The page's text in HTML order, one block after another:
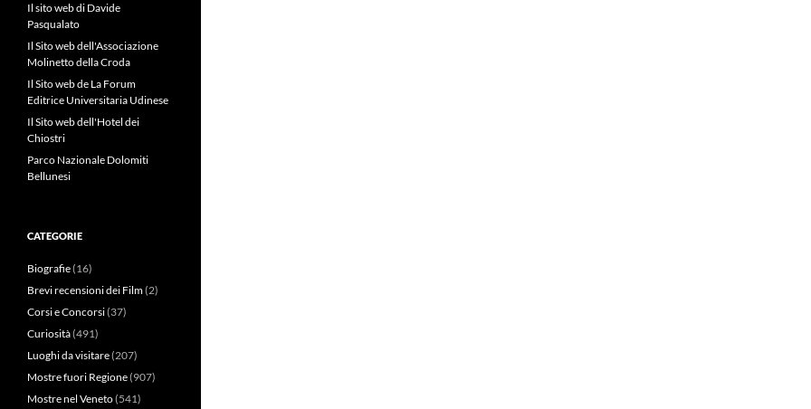
Il sito web di Davide
Pasqualato
Il Sito web dell'Associazione
Molinetto della Croda
Il Sito web de La Forum
Editrice Universitaria Udinese
Il Sito web dell'Hotel dei
Chiostri
Parco Nazionale Dolomiti
Bellunesi
CATEGORIE
Biografie(16)
Brevi recensioni dei Film(2)
Corsi e Concorsi(37)
Curiosità(491)
Luoghi da visitare(207)
Mostre fuori Regione(907)
Mostre nel Veneto(541)